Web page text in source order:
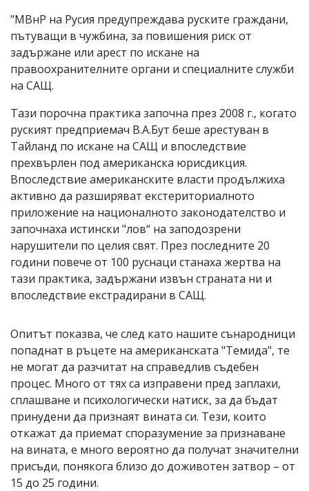
"МВнР на Русия предупреждава руските граждани,
пътуващи в чужбина, за повишения риск от
задържане или арест по искане на
правоохранителните органи и специалните служби
на САЩ.
Тази порочна практика започна през 2008 г., когато
руският предприемач В.А.Бут беше арестуван в
Тайланд по искане на САЩ и впоследствие
прехвърлен под американска юрисдикция.
Впоследствие американските власти продължиха
активно да разширяват екстериториалното
приложение на националното законодателство и
започнаха истински "лов“ на заподозрени
нарушители по целия свят. През последните 20
години повече от 100 руснаци станаха жертва на
тази практика, задържани извън страната ни и
впоследствие екстрадирани в САЩ.
Опитът показва, че след като нашите сънародници
попаднат в ръцете на американската "Темида", те
не могат да разчитат на справедлив съдебен
процес. Много от тях са изправени пред заплахи,
сплашване и психологически натиск, за да бъдат
принудени да признаят вината си. Тези, които
откажат да приемат споразумение за признаване
на вината, е много вероятно да получат значителни
присъди, понякога близо до доживотен затвор – от
15 до 25 години.